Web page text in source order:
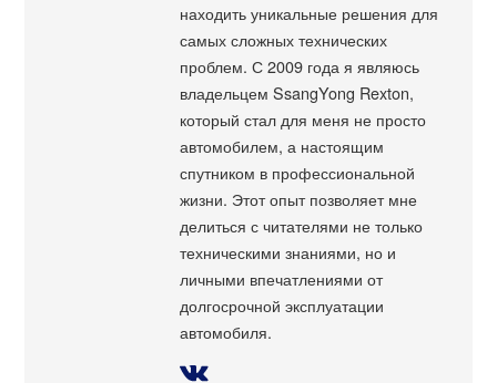
находить уникальные решения для
самых сложных технических
проблем. С 2009 года я являюсь
владельцем SsangYong Rexton,
который стал для меня не просто
автомобилем, а настоящим
спутником в профессиональной
жизни. Этот опыт позволяет мне
делиться с читателями не только
техническими знаниями, но и
личными впечатлениями от
долгосрочной эксплуатации
автомобиля.